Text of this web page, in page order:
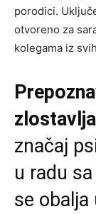
porodici.
otvoreno za
kolegama iz
značaj
u radu
se obalja